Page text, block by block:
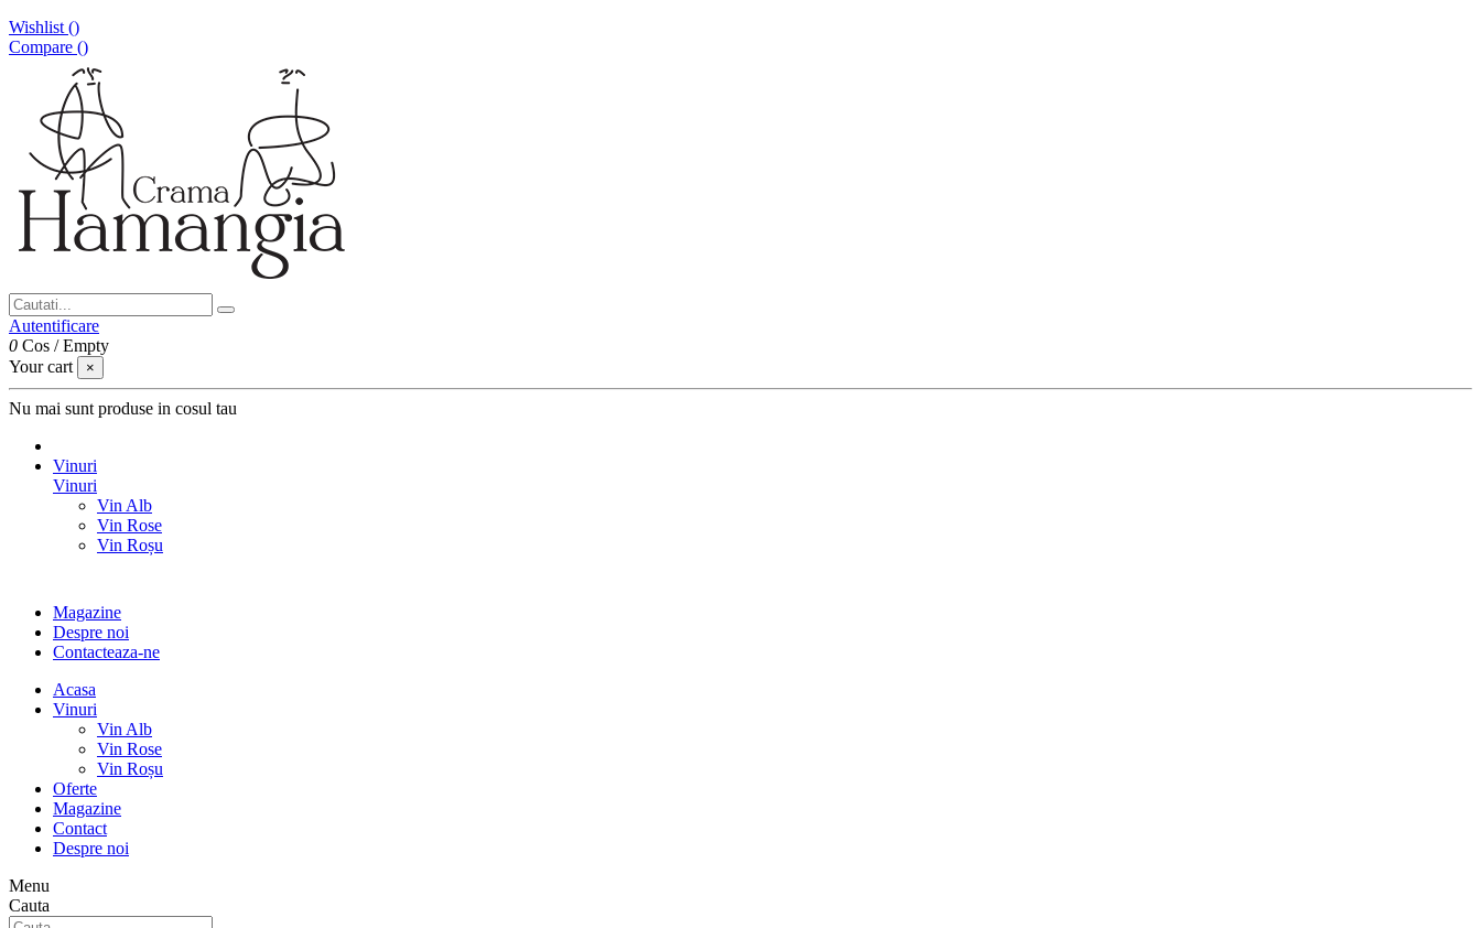
Wishlist ()
Compare ()
Autentificare
0 Cos /Empty
Your cart
×
Nu mai sunt produse in cosul tau
Vinuri
Vinuri
Vin Alb
Vin Rose
Vin Roșu
Magazine
Despre noi
Contacteaza-ne
Acasa
Vinuri
Vin Alb
Vin Rose
Vin Roșu
Oferte
Magazine
Contact
Despre noi
Menu
Cauta